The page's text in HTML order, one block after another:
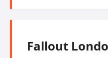
Fallout